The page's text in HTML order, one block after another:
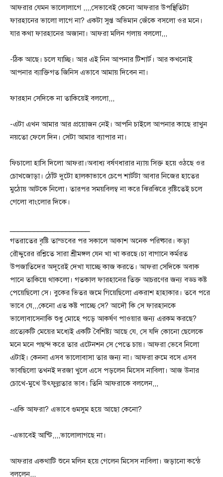
আফরার যেমন ভালোলাগে ,,,,সেভাবেই কেনো আফরার উপস্থিতিটা
ফারহানের ভালো লাগে না? একটা সুপ্ত অভিমান জেঁকে বসলো ওর মনে।
যার কথা ফারহানের অজানা। আফরা মলিন গলায় বললো,,,
-ঠিক আছে। চলে যাচ্ছি। আর এই নিন আপনার টিশার্ট। আর কখনোই
আপনার ব্যাক্তিগত জিনিস এভাবে আমায় দিবেন না।
ফারহান সেদিকে না তাকিয়েই বললো,,,
-এটা এখন আমার আর প্রয়োজন নেই। আপনি চাইলে আপনার কাছে রাখুন
নয়তো ফেলে দিন। সেটা আমার ব্যাপার না।
ফিচালো হাসি দিলো আফরা।অবাধ্য বর্ষণধারার ন্যায় সিক্ত হয়ে ওঠছে ওর
চোখজোড়া। ঠোঁট দুটো হালকাভাবে চেপে শার্টটা আবার নিজের হাতের
মুঠোয় আটকে নিলো। তারপর সময়বিলম্ব না করে ঝিরঝিরে বৃষ্টিতেই চলে
গেলো বাংলোর দিকে।
গতরাতের বৃষ্টি তান্ডবের পর সকালে আকাশ অনেক পরিষ্কার। কড়া
রৌদ্দুরের রশ্নিতে সারা শ্রীমঙ্গল যেন খা খা করছে।চা বাগানে কর্মরত
উপজাতিদের অদূরেই দেখা যাচ্ছে কাজ করতে। আফরা সেদিকে অবাক
পানে তাকিয়ে থাকলো। গতকাল ফারহানের তিক্ত আচরণের জন্য বড্ড কষ্ট
পেয়েছিলো সে। বুকের ভিতর জমে গিয়েছিলো একরাশ হাহাকার। তবে পরে
ভাবে যে,,,কেনো এত কষ্ট পাচ্ছে সে? আদৌ কি সে ফারহানকে
ভালোবাসেনাকি শুধু মোহে পড়ে আকর্ষণ পাওয়ার জন্য এরকম করছে?
প্রত্যেকটি মেয়ের মধ্যেই একটি বৈশিষ্ট্য আছে যে, সে যদি কোনো ছেলেকে
মনে মনে পছন্দ করে তার এটেনশন সে পেতে চায়। আফরা ভেবে নিলো
এটাই। কেননা এসব ভালোবাসা তার জন্য না। আফরা রুমে বসে এসব
ভাবছিলো তখনই দরজা খুলে এসে পড়লেন মিসেস নাবিলা। আজ উনার
চোখে-মুখে উৎফুল্লতার ভাব। তিনি আফরাকে বললেন,,,
-একি আফরা? এভাবে গুমসুম হয়ে আছো কেনো?
-এভাবেই আন্টি,,,,ভালোলাগছে না।
আফরার একথাটি শুনে মলিন হয়ে গেলেন মিসেস নাবিলা। জড়ানো কন্ঠে
বললেন,,,